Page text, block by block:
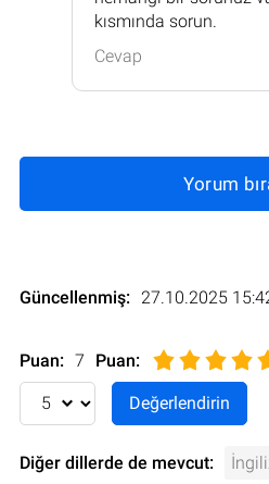
kısmında sorun.
Cevap
Yorum
Güncellenmiş: 27.10.2025
Puan: 7 Puan:
Diğer dillerde de mevcut: